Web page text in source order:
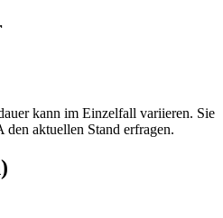
kann im Einzelfall variieren. Sie
aktuellen Stand erfragen.